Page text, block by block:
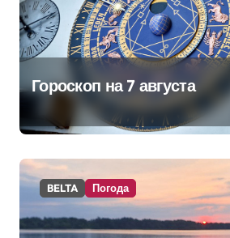
Гороскоп на 7 августа
BELTA Погода